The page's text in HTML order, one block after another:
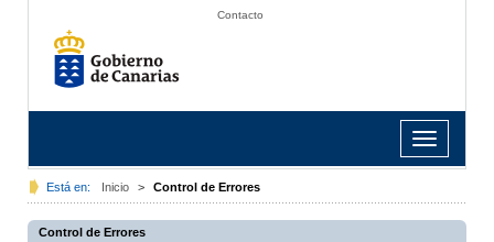
Contacto
Toggle
navigation
Está en: Inicio > Control de Errores
Control de Errores